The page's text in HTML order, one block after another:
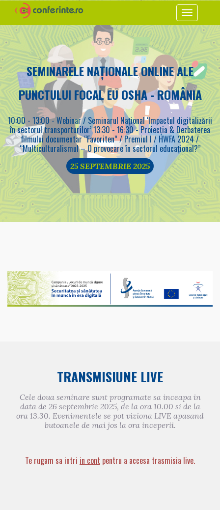
SEMINARELE NAȚIONALE ONLINE ALE
PUNCTULUI FOCAL EU OSHA - ROMÂNIA
10:00 - 13:00 - Webinar / Seminarul Național ‘Impactul digitalizării
în sectorul transporturilor’ 13:30 - 16:30 - Proiecția & Dezbaterea
filmului documentar “Favoriten” / Premiul I / HWFA 2024 /
“Multiculturalismul – O provocare în sectorul educațional?”
25 SEPTEMBRIE 2025
TRANSMISIUNE LIVE
Cele doua seminare sunt programate sa inceapa in
data de 26 septembrie 2025, de la ora 10.00 si de la
ora 13.30. Evenimentele se pot viziona LIVE apasand
butoanele de mai jos la ora inceperii.
Te rugam sa intri in cont pentru a accesa trasmisia live.
Toggle
navigation